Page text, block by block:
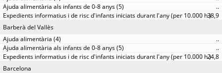
..
38,9
Barberà del Vallès
..
..
24,8
Barcelona